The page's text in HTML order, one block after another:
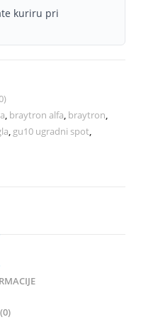
kuriru pri
braytron alfa braytron
gu10 ugradni spot